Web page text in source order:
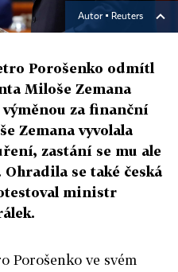
Autor ▪ Reuters
Porošenko odmítl
Miloše Zemana
za finanční
Zemana vyvolala
zastání se mu ale
se také česká
ministr
Porošenko ve svém